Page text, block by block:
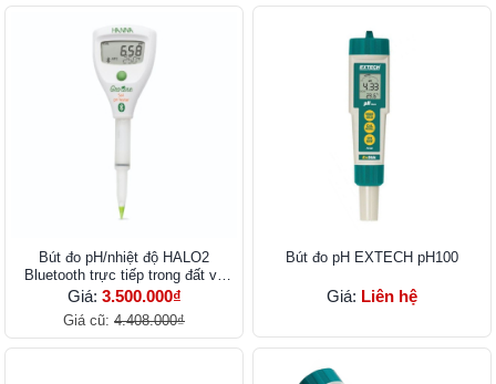
Bút đo pH/nhiệt độ HALO2
Bluetooth trực tiếp trong đất và
nước HI9810302
Giá: 3.500.000₫
Giá cũ: 4.408.000₫
Bút đo pH EXTECH pH100
Giá: Liên hệ